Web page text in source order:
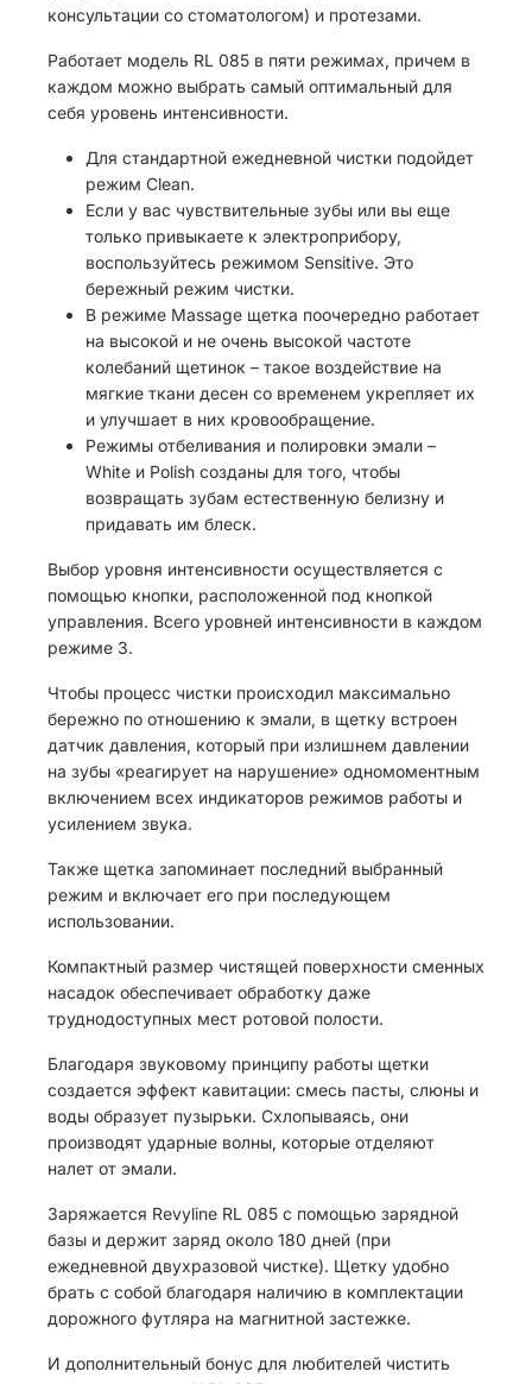
консультации со стоматологом) и протезами.
Работает модель RL 085 в пяти режимах, причем в
каждом можно выбрать самый оптимальный для
себя уровень интенсивности.
Для стандартной ежедневной чистки подойдет
режим Clean.
Если у вас чувствительные зубы или вы еще
только привыкаете к электроприбору,
воспользуйтесь режимом Sensitive. Это
бережный режим чистки.
В режиме Massage щетка поочередно работает
на высокой и не очень высокой частоте
колебаний щетинок – такое воздействие на
мягкие ткани десен со временем укрепляет их
и улучшает в них кровообращение.
Режимы отбеливания и полировки эмали –
White и Polish созданы для того, чтобы
возвращать зубам естественную белизну и
придавать им блеск.
Выбор уровня интенсивности осуществляется с
помощью кнопки, расположенной под кнопкой
управления. Всего уровней интенсивности в каждом
режиме 3.
Чтобы процесс чистки происходил максимально
бережно по отношению к эмали, в щетку встроен
датчик давления, который при излишнем давлении
на зубы «реагирует на нарушение» одномоментным
включением всех индикаторов режимов работы и
усилением звука.
Также щетка запоминает последний выбранный
режим и включает его при последующем
использовании.
Компактный размер чистящей поверхности сменных
насадок обеспечивает обработку даже
труднодоступных мест ротовой полости.
Благодаря звуковому принципу работы щетки
создается эффект кавитации: смесь пасты, слюны и
воды образует пузырьки. Схлопываясь, они
производят ударные волны, которые отделяют
налет от эмали.
Заряжается Revyline RL 085 с помощью зарядной
базы и держит заряд около 180 дней (при
ежедневной двухразовой чистке). Щетку удобно
брать с собой благодаря наличию в комплектации
дорожного футляра на магнитной застежке.
И дополнительный бонус для любителей чистить